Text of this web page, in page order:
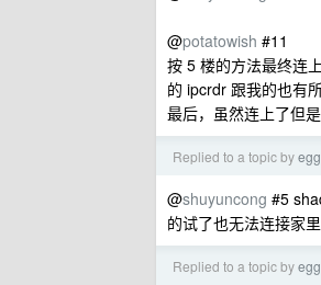
@potatowish #11
按 5 楼的方法最终连
的 ipcrdr 跟我的也有所
最后，虽然连上了但
Replied to a topic by
@shuyuncong #5
的试了也无法连接家
Replied to a topic by